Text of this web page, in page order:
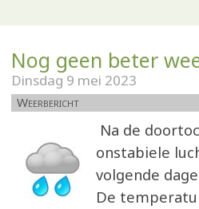
Nog geen beter
Dinsdag 9 mei 2023
Weerbericht
Na de
onstabiele
volgende
De